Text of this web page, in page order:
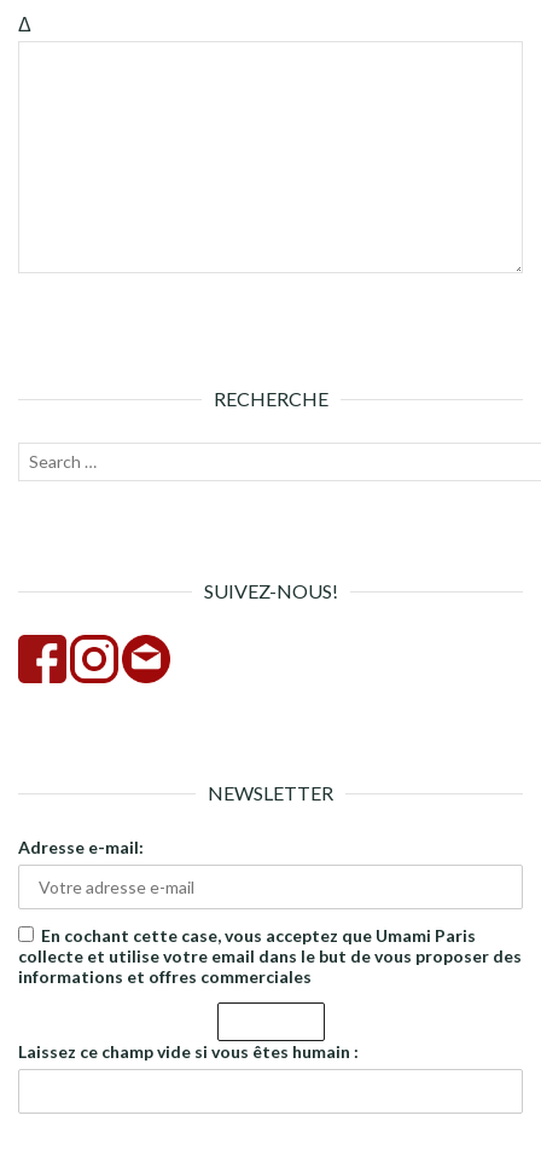
Δ
RECHERCHE
Recherche
SUIVEZ-NOUS!
NEWSLETTER
Adresse e-mail:
En cochant cette case, vous acceptez que Umami Paris
collecte et utilise votre email dans le but de vous proposer des
informations et offres commerciales
Laissez ce champ vide si vous êtes humain :